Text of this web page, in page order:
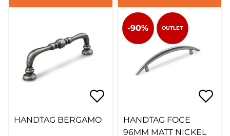
HANDTAG BERGAMO
-90% OUTLET
HANDTAG FOCE
96MM MATT NICKEL